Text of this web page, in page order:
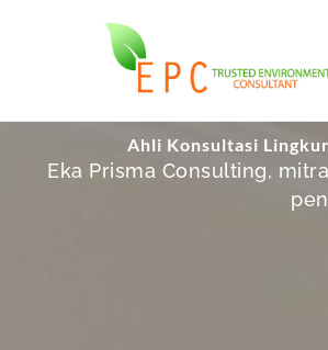
Ahli Konsultasi
Eka Prisma Consulting,